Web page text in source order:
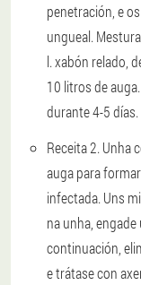
penetración, e
ungueal.
l. xabón relado,
10 litros de
durante 4-5 días.
Receita 2. Unha
auga para
infectada. Uns
na unha,
continuación,
e trátase con